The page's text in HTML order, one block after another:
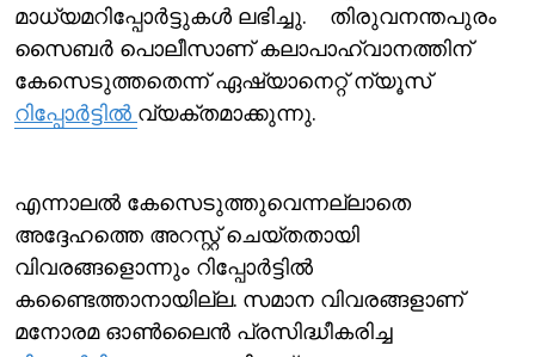
മാധ്യമറിപ്പോര്‍ട്ടുകള്‍ ലഭിച്ചു. തിരുവനന്തപുരം
സൈബർ പൊലീസാണ് കലാപാഹ്വാനത്തിന്
കേസെടുത്തതെന്ന് ഏഷ്യാനെറ്റ് ന്യൂസ്
റിപ്പോര്‍ട്ടില്‍ വ്യക്തമാക്കുന്നു.
എന്നാലല്‍ കേസെടുത്തുവെന്നല്ലാതെ
അദ്ദേഹത്തെ അറസ്റ്റ് ചെയ്തതായി
വിവരങ്ങളൊന്നും റിപ്പോര്‍ട്ടില്‍
കണ്ടെെത്താനായില്ല. സമാന വിവരങ്ങളാണ്
മനോരമ ഓണ്‍ലൈന്‍ പ്രസിദ്ധീകരിച്ച